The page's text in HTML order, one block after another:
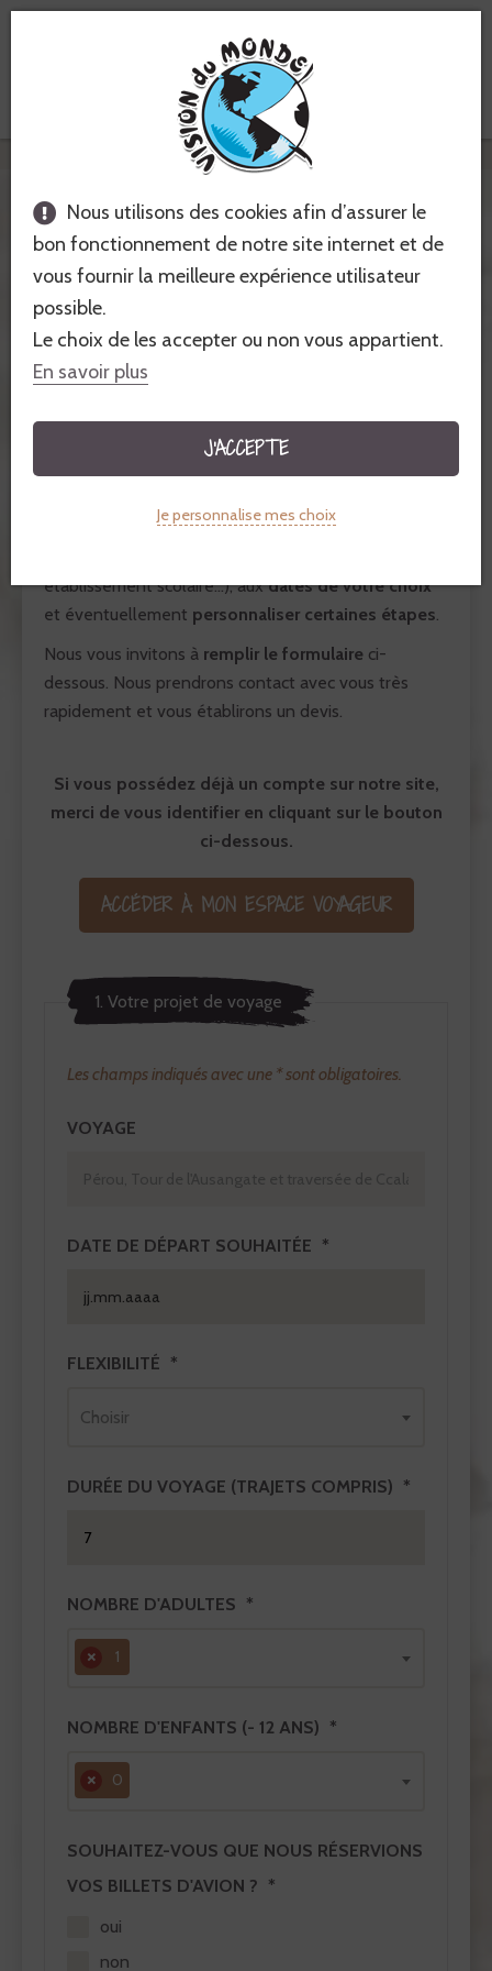
Nous utilisons des cookies afin d’assurer le
bon fonctionnement de notre site internet et de
vous fournir la meilleure expérience utilisateur
possible.
Le choix de les accepter ou non vous appartient.
En savoir plus
J'ACCEPTE
Je personnalise mes choix
Demande de voyage personnalisé
DEMANDE DE VOYAGE
PERSONNALISÉ
PÉROU, TOUR DE L'AUSANGATE ET TRAVERSÉE DE
Le voyagePérou, Tour de l'Ausangate et traversée
cette expérienceen couple, en famille, avec vos
établissement scolaire…), auxdates de votre choix
et éventuellement personnaliser certaines étapes.
Nous vous invitons à remplir le formulaire ci-
dessous. Nous prendrons contact avec vous très
rapidement et vous établirons un devis.
Si vous possédez déjà un compte sur notre site,
merci de vous identifier en cliquant sur le bouton
ci-dessous.
ACCÉDER À MON ESPACE VOYAGEUR
1. Votre projet de voyage
Les champs indiqués avec une * sont obligatoires.
VOYAGE
DATE DE DÉPART SOUHAITÉE
FLEXIBILITÉ
Choisir
DURÉE DU VOYAGE (TRAJETS COMPRIS)
NOMBRE D'ADULTES
× 1
NOMBRE D'ENFANTS (- 12 ANS)
× 0
SOUHAITEZ-VOUS QUE NOUS RÉSERVIONS
VOS BILLETS D'AVION ?
oui
non